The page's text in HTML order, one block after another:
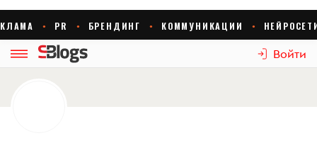
Войти